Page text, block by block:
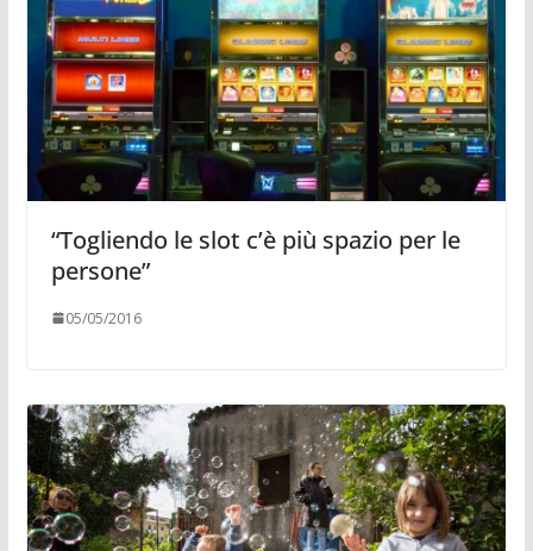
“Togliendo le slot c’è più spazio per le
persone”
05/05/2016